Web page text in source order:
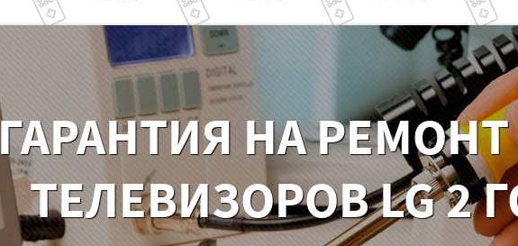
ГАРАНТИЯ НА РЕМОНТ
ТЕЛЕВИЗОРОВ LG 2